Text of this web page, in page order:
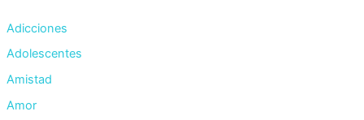
Adicciones
Adolescentes
Amistad
Amor